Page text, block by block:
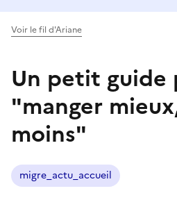
Voir le fil d'Ariane
Un petit guide
"manger
moins"
migre_actu_accueil